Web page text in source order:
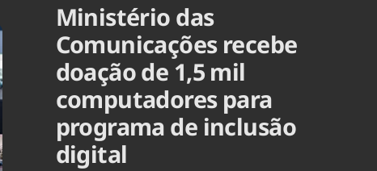
Ministério das
Comunicações recebe
doação de 1,5 mil
computadores para
programa de inclusão
digital